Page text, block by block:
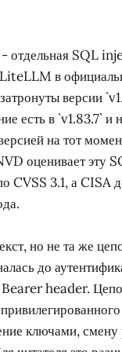
отдельная SQL
LiteLLM в
версии
есть в `v1.83.7` и
на тот
оценивает эту
CVSS 3.1, а CISA
но не та же
до
Bearer header.
ключами,